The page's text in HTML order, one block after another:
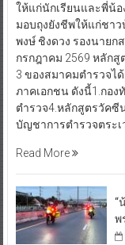
ให้แก่นักเรียนและพี่น้
มอบถุงยังชีพให้แก่ชาว
พงษ์ ชิงดวง รองนายก
กรกฎาคม 2569 หลัก
3 ของสมาคมตำรวจไ
ภาคเอกชน ดังนี้1.กอ
ตำรวจ4.หลักสูตรวัคซี
บัญชาการตำรวจตระ
Read More
“
พ